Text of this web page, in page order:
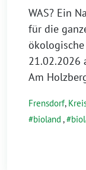
1
6
.
F
e
r
u
WAS? Ein
für die
21.02.2026
Am
Frensdorf,
bioland ,